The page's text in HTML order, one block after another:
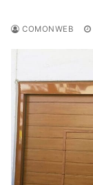
COMONWEB